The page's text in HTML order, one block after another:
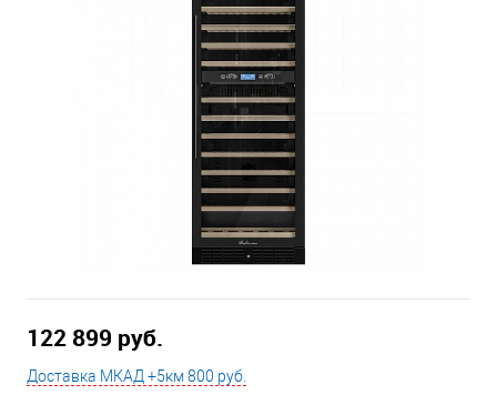
122 899 руб.
Доставка МКАД +5км 800 руб.